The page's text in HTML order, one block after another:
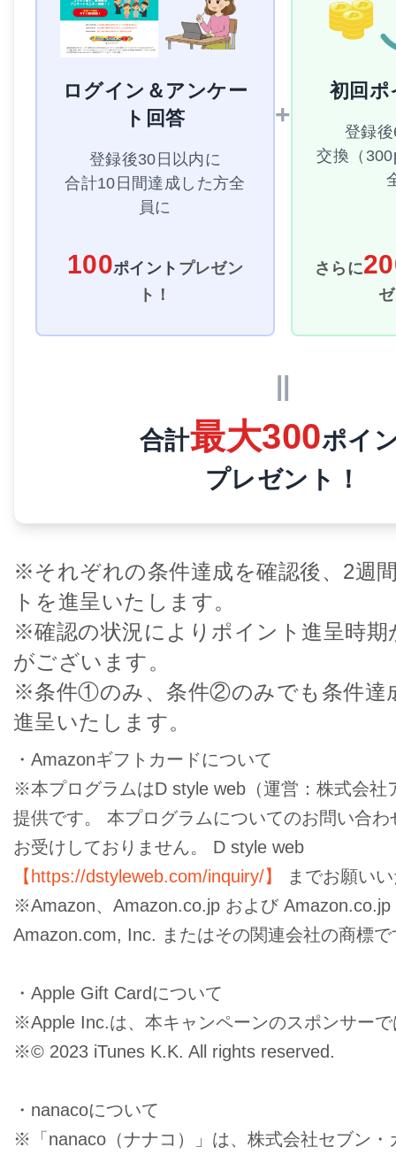
ログイン＆アンケー
ト回答
登録後30日以内に
合計10日間達成した方全
員に
100ポイント プレゼン
ト！
+
初回ポ
登録
交換（
さらに
||
合計最大300ポイ
プレゼント！
※それぞれの条件達成を確認後、2週
トを進呈いたします。
※確認の状況によりポイント進呈時期
がございます。
※条件①のみ、条件②のみでも条件達
進呈いたします。
・Amazonギフトカードについて
※本プログラムはD style web（運営：株式会社
提供です。 本プログラムについてのお問い合
お受けしておりません。 D style web
【https://dstyleweb.com/inquiry/】
までお願い
※Amazon、Amazon.co.jp および Amazon.co.jp
Amazon.com, Inc. またはその関連会社の商標で
・Apple Gift Cardについて
※Apple Inc.は、本キャンペーンのスポンサー
※© 2023 iTunes K.K. All rights reserved.
・nanacoについて
※「nanaco（ナナコ）」は、株式会社セブン・